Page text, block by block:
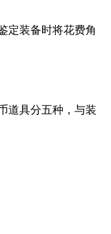
定装备时将花费角
道具分五种，与装